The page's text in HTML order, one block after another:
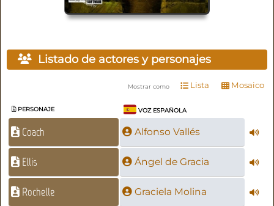
Listado de actores y personajes
Mostrar como Lista Mosaico
PERSONAJE VOZ ESPAÑOLA
Coach Alfonso Vallés
Ellis Ángel de Gracia
Rochelle Graciela Molina